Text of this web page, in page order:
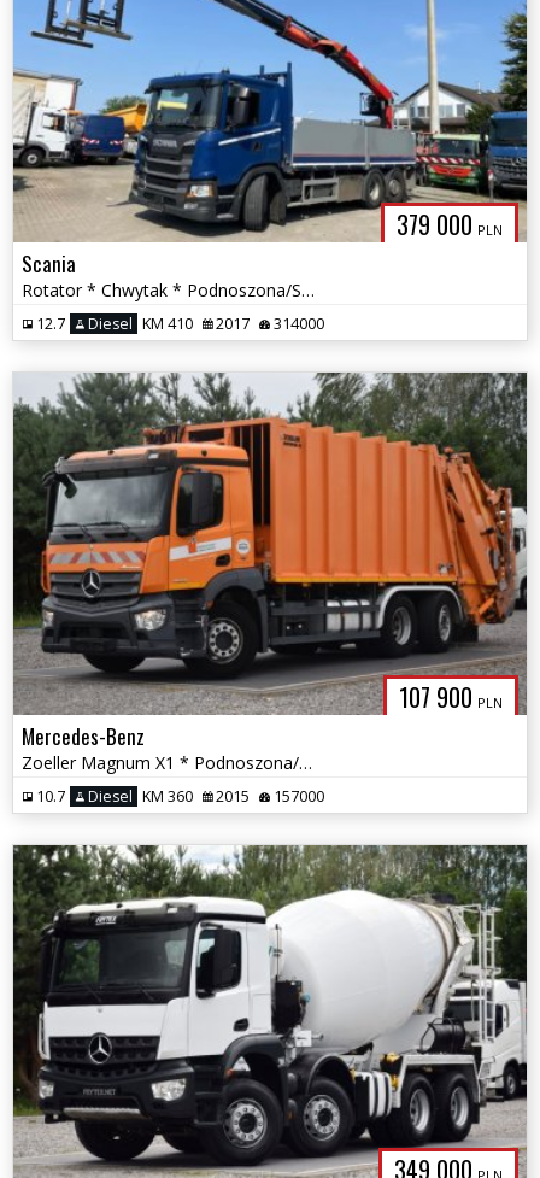
379 000 PLN
Scania
Rotator * Chwytak * Podnoszona/Skrętna Oś *
12.7 Diesel KM 410 2017 314000
107 900 PLN
Mercedes-Benz
Zoeller Magnum X1 * Podnoszona/Skrętna Oś * Poduszki Przód/Tył *
10.7 Diesel KM 360 2015 157000
349 000